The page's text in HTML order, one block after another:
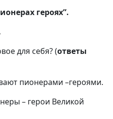
героях”.
для себя? (ответы
пионерами –героями.
– герои Великой